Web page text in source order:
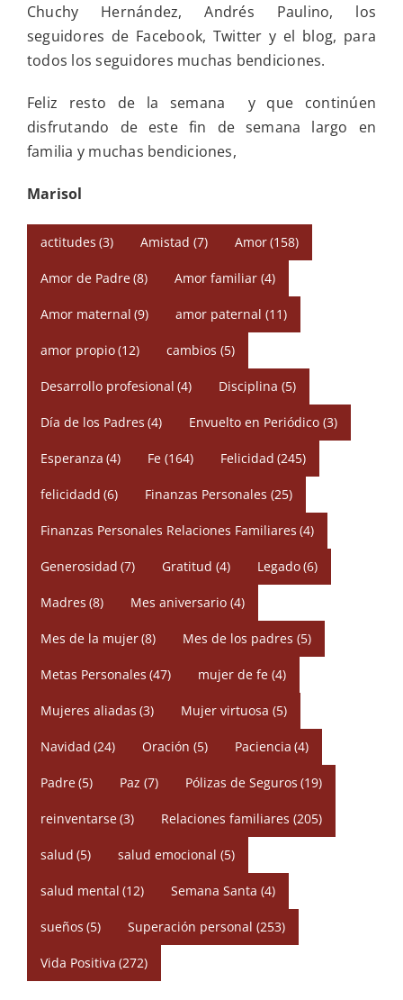
Chuchy Hernández, Andrés Paulino, los
seguidores de Facebook, Twitter y el blog, para
todos los seguidores muchas bendiciones.
Feliz resto de la semana y que continúen
disfrutando de este fin de semana largo en
familia y muchas bendiciones,
Marisol
actitudes (3) Amistad (7) Amor(158)
Amor de Padre(8) Amor familiar (4)
Amor maternal (9) amor paternal (11)
amor propio(12) cambios (5)
Desarrollo profesional (4) Disciplina (5)
Día de los Padres (4) Envuelto en Periódico (3)
Esperanza (4) Fe (164) Felicidad (245)
felicidadd (6) Finanzas Personales (25)
Finanzas Personales Relaciones Familiares (4)
Generosidad (7) Gratitud (4) Legado(6)
Madres (8) Mes aniversario (4)
Mes de la mujer(8) Mes de los padres (5)
Metas Personales (47) mujer de fe (4)
Mujeres aliadas (3) Mujer virtuosa (5)
Navidad (24) Oración (5) Paciencia (4)
Padre(5) Paz (7) Pólizas de Seguros (19)
reinventarse(3) Relaciones familiares (205)
salud (5) salud emocional (5)
salud mental (12) Semana Santa (4)
sueños (5) Superación personal (253)
Vida Positiva (272)